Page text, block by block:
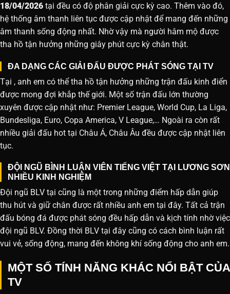
18/04/2026 tại đều có độ phân giải cực kỳ cao. Thêm vào đó,
hệ thống âm thanh liên tục được cập nhật để mang đến những
âm thanh sống động nhất. Nhờ vậy mà người hâm mộ được
tha hồ tận hưởng những giây phút cực kỳ chân thật.
ĐA DẠNG CÁC GIẢI ĐẤU ĐƯỢC PHÁT SÓNG TẠI TV
Tại , anh em có thể tha hồ tận hưởng những trận đấu kinh điển
được mong đợi khắp thế giới. Một số trận đấu lớn thường
xuyên được cập nhật như: Premier League, World Cup, La Liga,
Bundesliga, Euro, Copa America, V League,… Ngoài ra còn rất
nhiều giải đấu hot tại Châu Á, Châu Âu đều được cập nhật liên
tục.
ĐỘI NGŨ BÌNH LUẬN VIÊN TIẾNG VIỆT TẠI LƯƠNG SƠN
NHIỀU KINH NGHIỆM
Đội ngũ BLV tại cũng là một trong những điểm hấp dẫn giúp
thu hút và giữ chân được rất nhiều anh em tại đây. Tất cả trận
đấu bóng đá được phát sóng đều hấp dẫn và kịch tính nhờ việc
đội ngũ BLV. Đồng thời BLV tại đây cũng có cách bình luận rất
vui vẻ, sống động, mang đến không khí sống động cho anh em.
MỘT SỐ TÍNH NĂNG KHÁC NỔI BẬT CỦA
TV